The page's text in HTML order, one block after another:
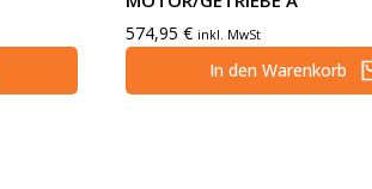
574,95 € inkl. MwSt
In den Warenkorb